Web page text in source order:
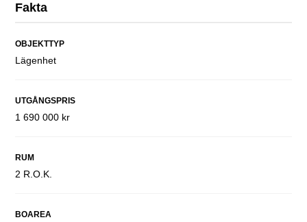
Fakta
OBJEKTTYP
Lägenhet
UTGÅNGSPRIS
1 690 000 kr
RUM
2 R.O.K.
BOAREA